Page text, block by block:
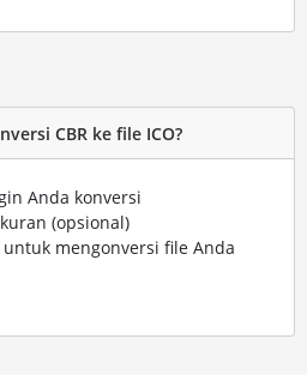
CBR ke file ICO?
Anda konversi
(opsional)
mengonversi file Anda